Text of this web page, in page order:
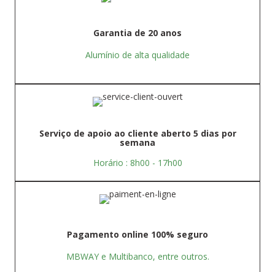
Garantia de 20 anos
Alumínio de alta qualidade
Serviço de apoio ao cliente aberto 5 dias por
semana
Horário : 8h00 - 17h00
Pagamento online 100% seguro
MBWAY e Multibanco, entre outros.